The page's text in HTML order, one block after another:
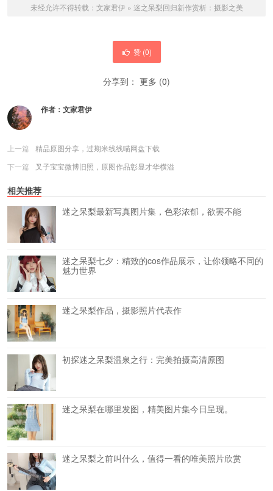
未经允许不得转载： 文家君伊» 迷之呆梨回归新作赏析：摄影之美
赞 (0)
分享到： 更多 (0)
作者： 文家君伊
上一篇
精品原图分享，过期米线线喵网盘下载
下一篇
叉子宝宝微博旧照，原图作品彰显才华横溢
相关推荐
迷之呆梨最新写真图片集，色彩浓郁，欲罢不能
迷之呆梨七夕：精致的cos作品展示，让你领略不同的
魅力世界
迷之呆梨作品，摄影照片代表作
初探迷之呆梨温泉之行：完美拍摄高清原图
迷之呆梨在哪里发图，精美图片集今日呈现。
迷之呆梨之前叫什么，值得一看的唯美照片欣赏